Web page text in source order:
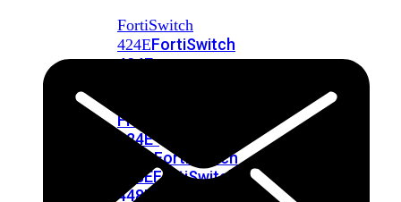
FortiSwitch
424EFortiSwitch
424E-
FPOE
424E-
FiberFortiSwitch
448EFortiSwitch
448E-